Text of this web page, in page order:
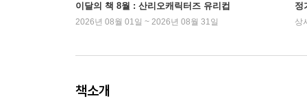
이달의 책 8월 : 산리오캐릭터즈 유리컵
2026년 08월 01일 ~ 2026년 08월 31일
정
상
책소개